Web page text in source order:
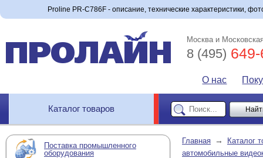
Proline PR-C786F - описание, технические характеристики,
Москва и
8 (495)
О нас
Каталог товаров
Поставка промышленного
оборудования
Главная →
Каталог
автомобильные